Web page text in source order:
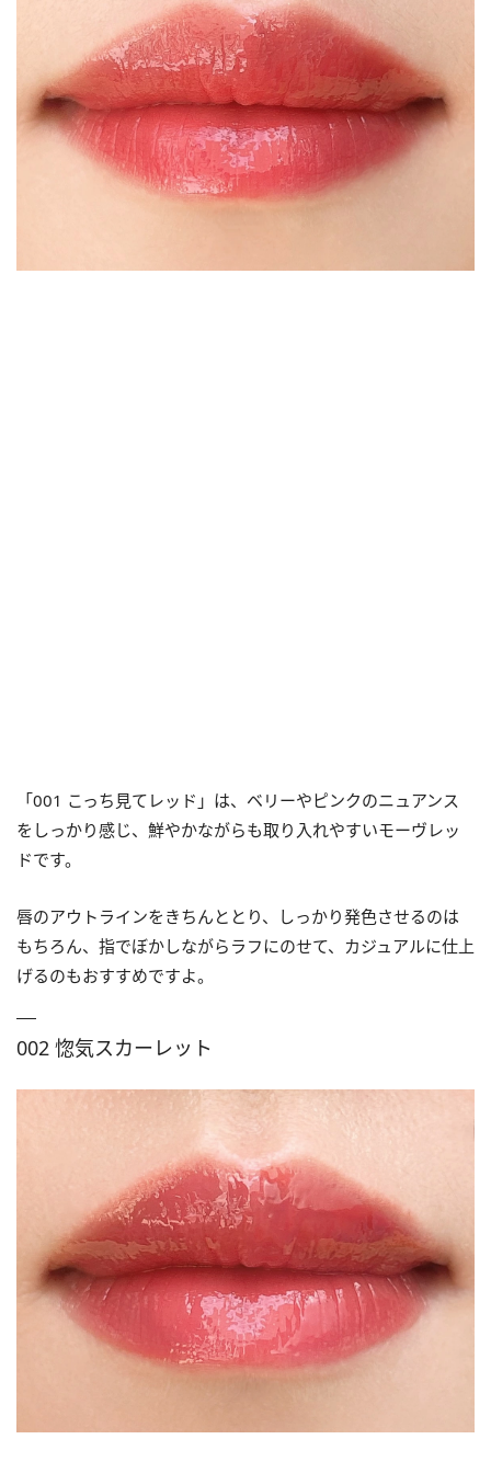
「001 こっち見てレッド」は、ベリーやピンクのニュアンス
をしっかり感じ、鮮やかながらも取り入れやすいモーヴレッ
ドです。
唇のアウトラインをきちんととり、しっかり発色させるのは
もちろん、指でぼかしながらラフにのせて、カジュアルに仕上
げるのもおすすめですよ。
002 惚気スカーレット